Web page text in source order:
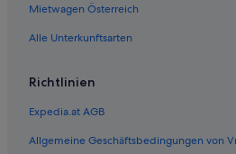
Cottages in Liezen
Gasthäuser in Liezen
Hostels in Liezen
Hotels mit Parkplatz in Liezen
Romantische in Liezen
Mietwagen Österreich
Alle Unterkunftsarten
Richtlinien
Expedia.at AGB
Allgemeine Geschäftsbedingungen von